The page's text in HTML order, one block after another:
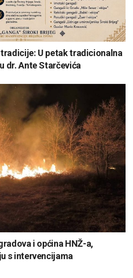
U petak tradicionalna
dr. Ante Starčevića
i općina HNŽ-a,
s intervencijama